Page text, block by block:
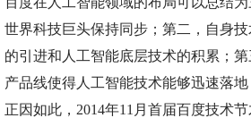
世界科技巨头保持同步；第二，自身
的引进和人工智能底层技术的积累；
产品线使得人工智能技术能够迅速落
正因如此，2014年11月首届百度技术